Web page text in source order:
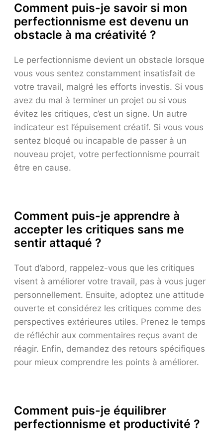
Comment puis-je savoir si mon
perfectionnisme est devenu un
obstacle à ma créativité ?
Le perfectionnisme devient un obstacle lorsque
vous vous sentez constamment insatisfait de
votre travail, malgré les efforts investis. Si vous
avez du mal à terminer un projet ou si vous
évitez les critiques, c’est un signe. Un autre
indicateur est l’épuisement créatif. Si vous vous
sentez bloqué ou incapable de passer à un
nouveau projet, votre perfectionnisme pourrait
être en cause.
Comment puis-je apprendre à
accepter les critiques sans me
sentir attaqué ?
Tout d’abord, rappelez-vous que les critiques
visent à améliorer votre travail, pas à vous juger
personnellement. Ensuite, adoptez une attitude
ouverte et considérez les critiques comme des
perspectives extérieures utiles. Prenez le temps
de réfléchir aux commentaires reçus avant de
réagir. Enfin, demandez des retours spécifiques
pour mieux comprendre les points à améliorer.
Comment puis-je équilibrer
perfectionnisme et productivité ?